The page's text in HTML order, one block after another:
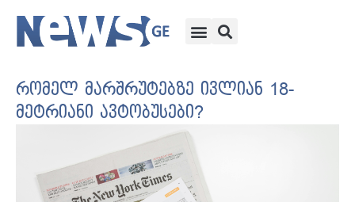
რომელ მარშრუტებზე ივლიან 18-
მეტრიანი ავტობუსები?